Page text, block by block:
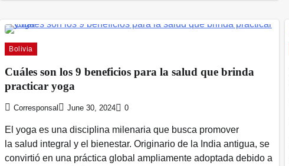
Bolivia
Cuáles son los 9 beneficios para la salud que brinda
practicar yoga
Corresponsal June 30, 2024 0
El yoga es una disciplina milenaria que busca promover
la salud integral y el bienestar. Originario de la India antigua, se
convirtió en una práctica global ampliamente adoptada debido a